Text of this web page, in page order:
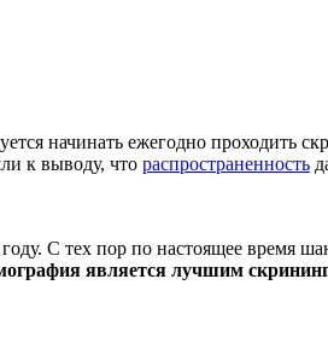
начинать ежегодно проходить
к выводу, что распространенность
С тех пор по настоящее время
является лучшим